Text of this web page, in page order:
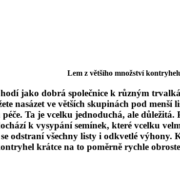
Lem z většího množství
jako dobrá společnice k různým
nasázet ve větších skupinách pod menší
Ta je vcelku jednoduchá, ale důležitá.
k vysypání semínek, které vcelku
odstraní všechny listy i odkvetlé výhony.
krátce na to poměrně rychle